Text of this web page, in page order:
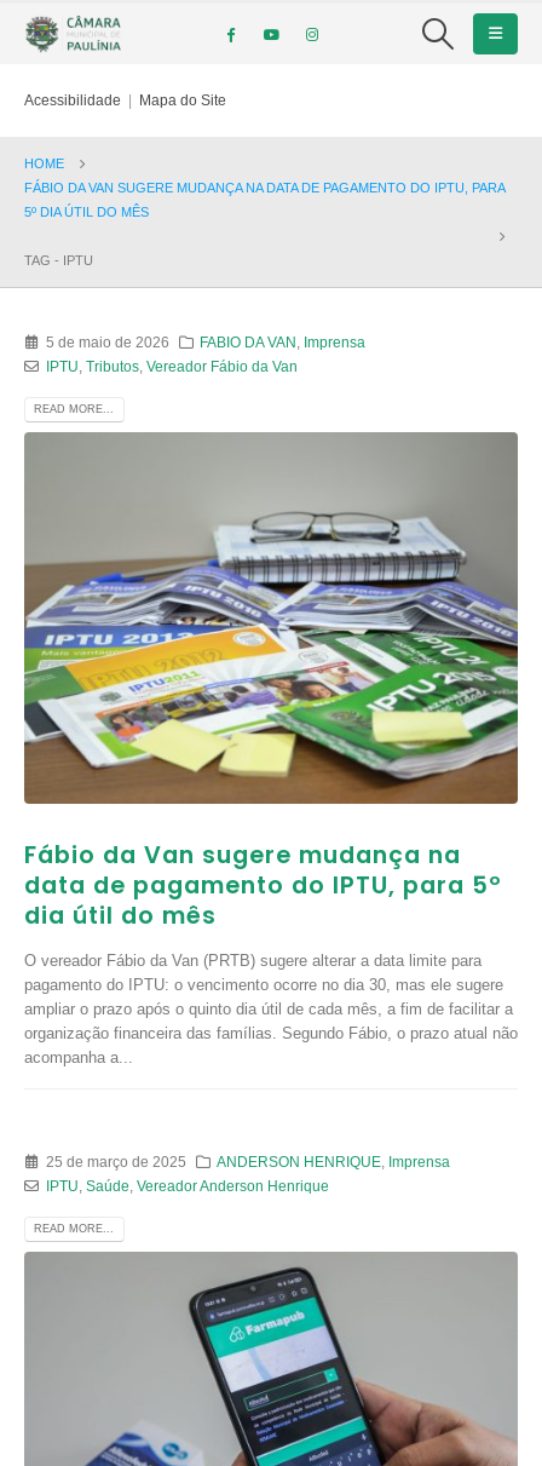
Acessibilidade | Mapa do Site
HOME
FÁBIO DA VAN SUGERE MUDANÇA NA DATA DE PAGAMENTO DO IPTU, PARA
5º DIA ÚTIL DO MÊS
TAG - IPTU
5 de maio de 2026 FABIO DA VAN
Imprensa
IPTU Tributos, Vereador Fábio da Van
READ MORE...
Fábio da Van sugere mudança na
data de pagamento do IPTU, para 5º
dia útil do mês
O vereador Fábio da Van (PRTB) sugere alterar a data limite para
pagamento do IPTU: o vencimento ocorre no dia 30, mas ele sugere
ampliar o prazo após o quinto dia útil de cada mês, a fim de facilitar a
organização financeira das famílias. Segundo Fábio, o prazo atual não
acompanha a...
25 de março de 2025 ANDERSON HENRIQUE Imprensa
IPTU
Saúde Vereador Anderson Henrique
READ MORE...